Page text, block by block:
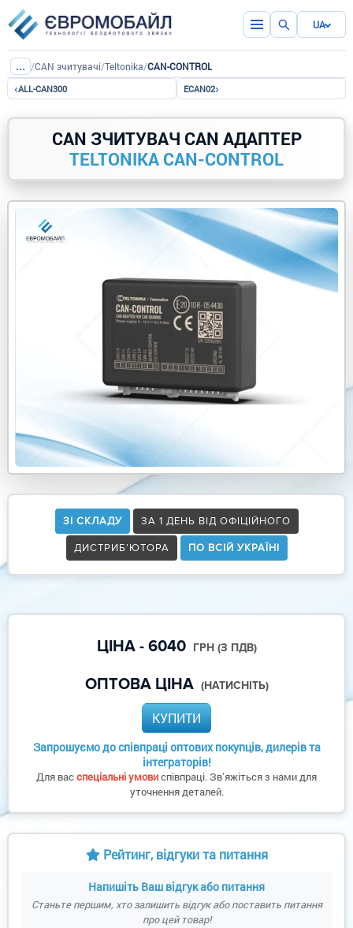
UA
... /CAN зчитувачі/Teltonika/CAN-CONTROL
‹ALL-CAN300 ECAN02›
CAN ЗЧИТУВАЧ CAN АДАПТЕР
TELTONIKA CAN-CONTROL
ЗІ СКЛАДУ ЗА 1 ДЕНЬ ВІД ОФІЦІЙНОГО
ДИСТРИБ’ЮТОРА ПО ВСІЙ УКРАЇНІ
ЦІНА - 6040 ГРН (З ПДВ)
ОПТОВА ЦІНА (НАТИСНІТЬ)
КУПИТИ
Запрошуємо до співпраці оптових покупців, дилерів та
інтеграторів!
Для васспеціальні умовиспівпраці. Звʼяжіться з нами для
уточнення деталей.
Рейтинг, відгуки та питання
Напишіть Ваш відгук або питання
Станьте першим, хто залишить відгук або поставить питання
про цей товар!